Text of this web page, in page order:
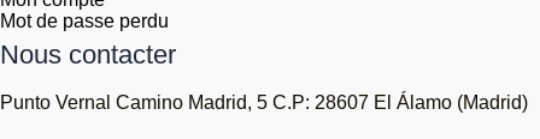
Mot de passe perdu
Nous contacter
Punto Vernal Camino Madrid, 5 C.P: 28607 El Álamo (Madrid)